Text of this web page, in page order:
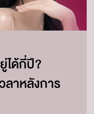
ได้กี่ปี?
ลาหลังการ